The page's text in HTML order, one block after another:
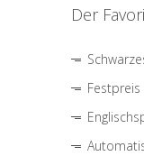
Der
Festpreis